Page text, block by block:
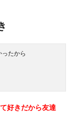
たから
好きだから友達